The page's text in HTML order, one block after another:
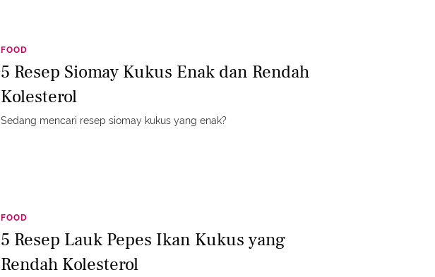
FOOD
5 Resep Siomay Kukus Enak dan Rendah
Kolesterol
Sedang mencari resep siomay kukus yang enak?
FOOD
5 Resep Lauk Pepes Ikan Kukus yang
Rendah Kolesterol